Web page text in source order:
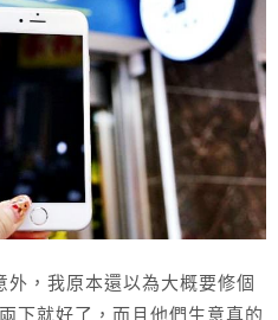
，我原本還以為大概要修個
下就好了，而且他們生意真的